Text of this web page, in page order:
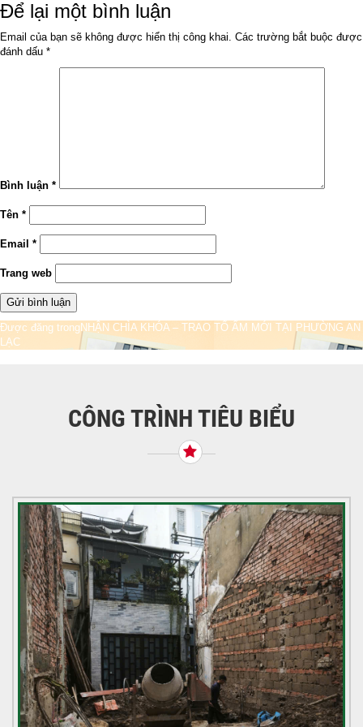
ngày
đầy
đủ
Để lại một bình luận
Email của bạn sẽ không được hiển thị công khai. Các trường bắt buộc được
đánh dấu *
Bình luận *
Tên *
Email *
Trang web
Điều
hướng
Được đăng trongNHẬN CHÌA KHÓA – TRAO TỔ ẤM MỚI TẠI PHƯỜNG AN
LẠC
CÔNG TRÌNH TIÊU BIỂU